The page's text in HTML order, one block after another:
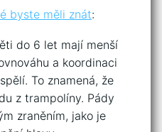
byste měli znát:
do 6 let mají menší
a koordinaci
To znamená, že
z trampolíny. Pády
zraněním, jako je